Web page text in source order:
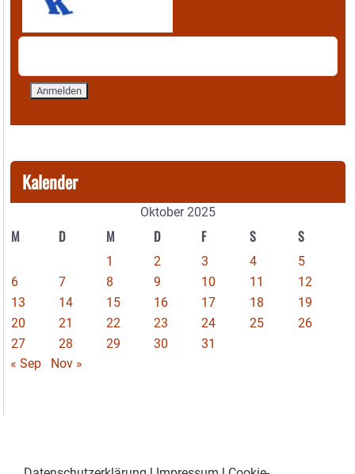
Kalender
Oktober 2025
M D M D F S S
1 2 3 4
5
6
7 8 9 10 11
12
13
14 15 16 17 18
19
20
21 22 23 24 25
26
27
28 29 30
31
« Sep
Nov »